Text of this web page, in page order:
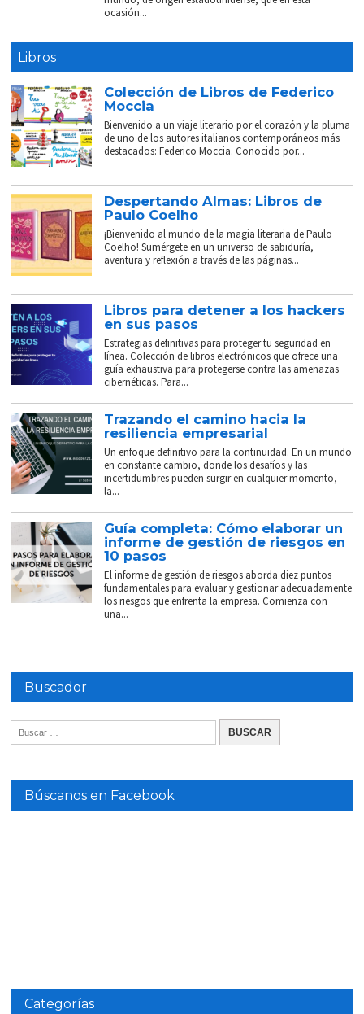
ocasión...
Libros
Colección de Libros de Federico
Moccia
Bienvenido a un viaje literario por el corazón y la pluma
de uno de los autores italianos contemporáneos más
destacados: Federico Moccia. Conocido por...
Despertando Almas: Libros de
Paulo Coelho
¡Bienvenido al mundo de la magia literaria de Paulo
Coelho! Sumérgete en un universo de sabiduría,
aventura y reflexión a través de las páginas...
Libros para detener a los hackers
en sus pasos
Estrategias definitivas para proteger tu seguridad en
línea. Colección de libros electrónicos que ofrece una
guía exhaustiva para protegerse contra las amenazas
cibernéticas. Para...
Trazando el camino hacia la
resiliencia empresarial
Un enfoque definitivo para la continuidad. En un mundo
en constante cambio, donde los desafíos y las
incertidumbres pueden surgir en cualquier momento,
la...
Guía completa: Cómo elaborar un
informe de gestión de riesgos en
10 pasos
El informe de gestión de riesgos aborda diez puntos
fundamentales para evaluar y gestionar adecuadamente
los riesgos que enfrenta la empresa. Comienza con
una...
Buscador
Búscanos en Facebook
Categorías